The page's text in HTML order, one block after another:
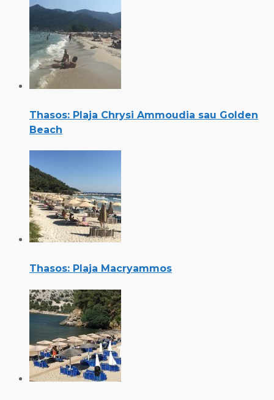
Thasos: Plaja Chrysi Ammoudia sau Golden
Beach
Thasos: Plaja Macryammos